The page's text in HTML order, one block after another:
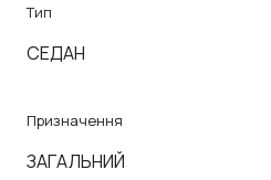
Тип
СЕДАН
Призначення
ЗАГАЛЬНИЙ